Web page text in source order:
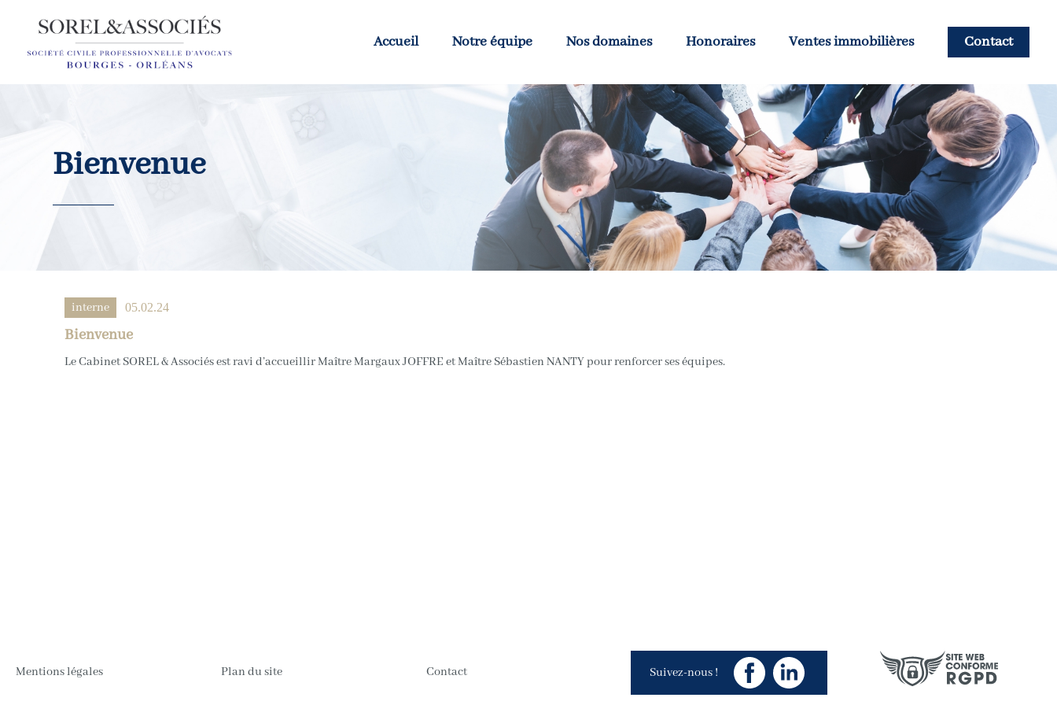
Accueil Notre équipe Nos domaines Honoraires Ventes immobilières Contact
Bienvenue
interne 05.02.24
Bienvenue
Le Cabinet SOREL & Associés est ravi d’accueillir Maître Margaux JOFFRE et Maître Sébastien NANTY pour renforcer ses équipes.
Mentions légales Plan du site Contact Suivez-nous !